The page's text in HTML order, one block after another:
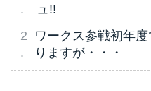
ュ!!
ワークス参戦初年
りますが・・・